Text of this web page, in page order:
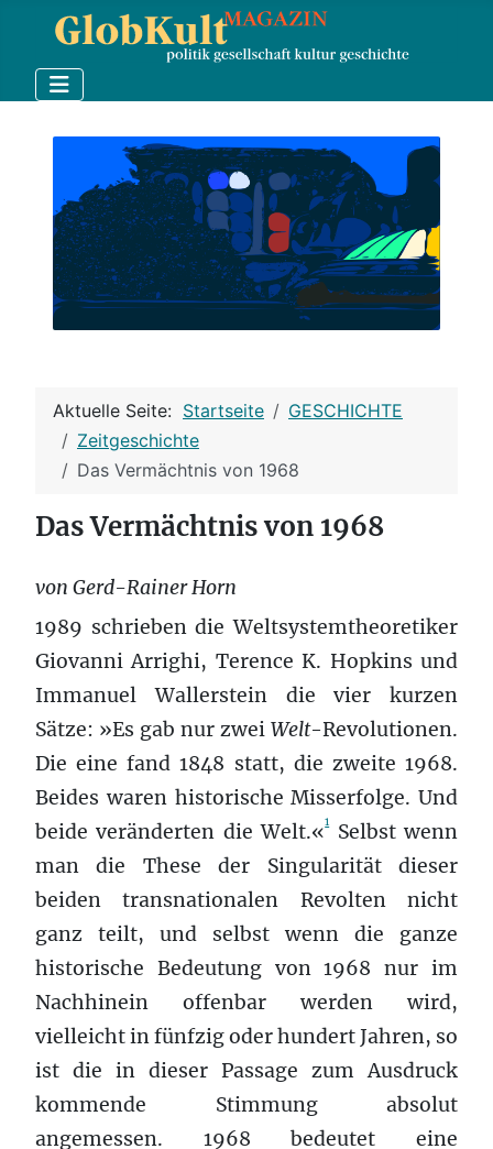
Aktuelle Seite: Startseite
GESCHICHTE
Zeitgeschichte
Das Vermächtnis von 1968
Das Vermächtnis von 1968
von Gerd-Rainer Horn
1989 schrieben die Weltsystemtheoretiker
Giovanni Arrighi, Terence K. Hopkins und
Immanuel Wallerstein die vier kurzen
Sätze: »Es gab nur zwei Welt-Revolutionen.
Die eine fand 1848 statt, die zweite 1968.
Beides waren historische Misserfolge. Und
beide veränderten die Welt.«1Selbst wenn
man die These der Singularität dieser
beiden transnationalen Revolten nicht
ganz teilt, und selbst wenn die ganze
historische Bedeutung von 1968 nur im
Nachhinein offenbar werden wird,
vielleicht in fünfzig oder hundert Jahren, so
ist die in dieser Passage zum Ausdruck
kommende Stimmung absolut
angemessen. 1968 bedeutet eine